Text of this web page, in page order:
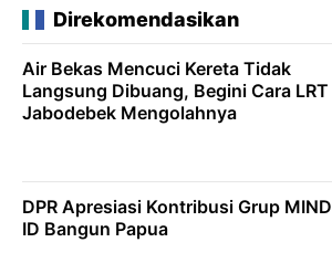
Direkomendasikan
Air Bekas Mencuci Kereta Tidak
Langsung Dibuang, Begini Cara LRT
Jabodebek Mengolahnya
DPR Apresiasi Kontribusi Grup MIND
ID Bangun Papua